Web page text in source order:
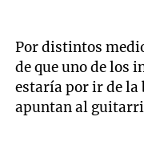
Por distintos
de que uno de los
estaría por ir de la
apuntan al